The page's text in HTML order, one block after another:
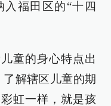
福田区的“十四
童的身心特点出
解辖区儿童的期
虹一样，就是孩